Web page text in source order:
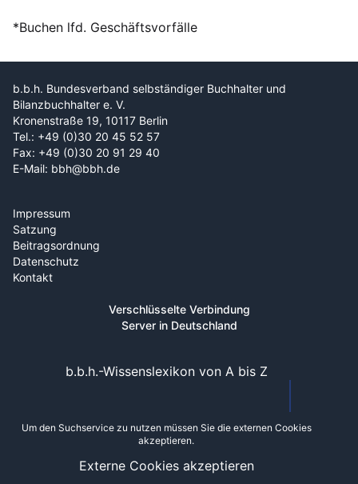
*Buchen lfd. Geschäftsvorfälle
b.b.h. Bundesverband selbständiger Buchhalter und
Bilanzbuchhalter e. V.
Kronenstraße 19, 10117 Berlin
Tel.: +49 (0)30 20 45 52 57
Fax: +49 (0)30 20 91 29 40
E-Mail: bbh@bbh.de
Impressum
Satzung
Beitragsordnung
Datenschutz
Kontakt
Verschlüsselte Verbindung
Server in Deutschland
b.b.h.-Wissenslexikon von A bis Z
Um den Suchservice zu nutzen müssen Sie die externen Cookies
akzeptieren.
Externe Cookies akzeptieren